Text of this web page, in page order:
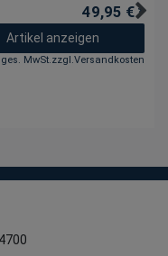
49,95 € *
Artikel anzeigen
MwSt.zzgl.Versandkosten